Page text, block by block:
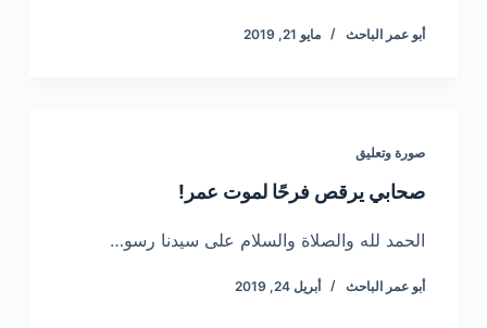
أبو عمر الباحث مايو 21, 2019
صورة وتعليق
صحابي يرقص فرحًا لموت عمر!
الحمد لله والصلاة والسلام على سيدنا رسو…
أبو عمر الباحث أبريل 24, 2019